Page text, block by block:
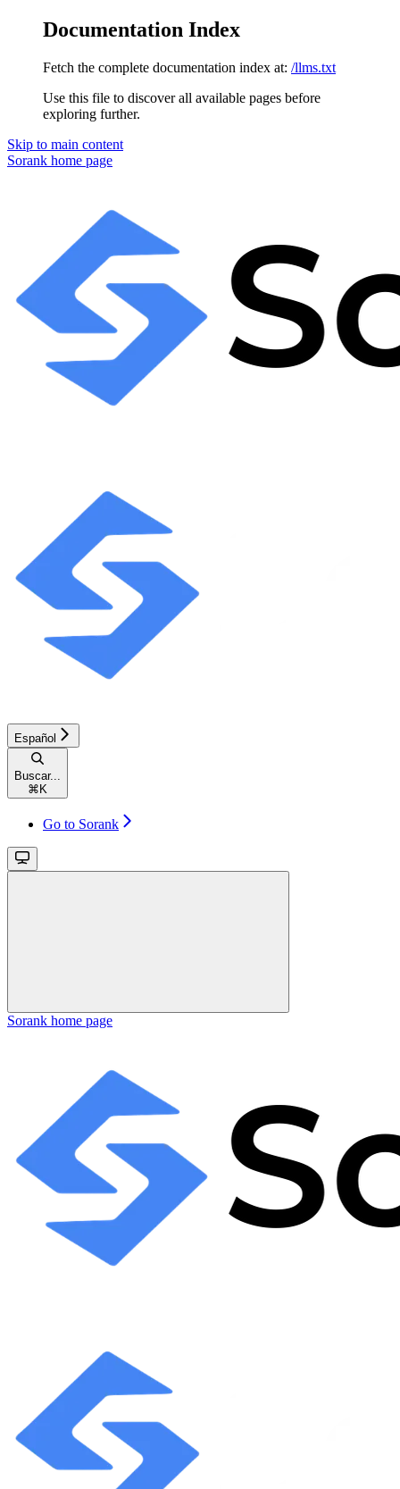
Documentation Index
Fetch the complete documentation index at: /llms.txt
Use this file to discover all available pages before
exploring further.
Skip to main content
Sorank home page
Español
Buscar...
⌘ K
Go to Sorank
Sorank home page